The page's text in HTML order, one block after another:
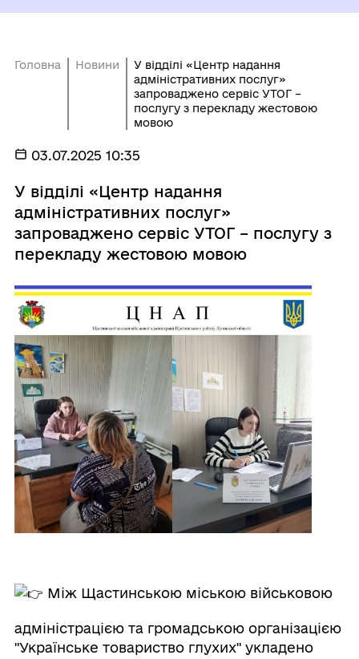
Головна Новини
У відділі «Центр надання
адміністративних послуг»
запроваджено сервіс УТОГ –
послугу з перекладу жестовою
мовою
03.07.2025 10:35
У відділі «Центр надання
адміністративних послуг»
запроваджено сервіс УТОГ – послугу з
перекладу жестовою мовою
Між Щастинською міською військовою
адміністрацією та громадською організацією
"Українське товариство глухих" укладено